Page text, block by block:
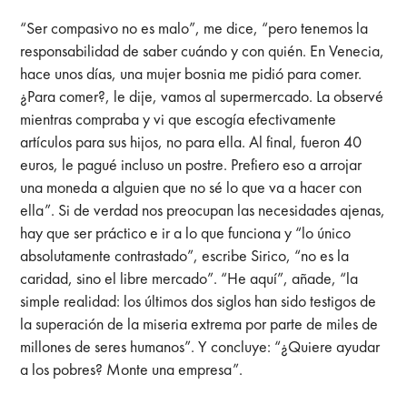
“Ser compasivo no es malo”, me dice, “pero tenemos la
responsabilidad de saber cuándo y con quién. En Venecia,
hace unos días, una mujer bosnia me pidió para comer.
¿Para comer?, le dije, vamos al supermercado. La observé
mientras compraba y vi que escogía efectivamente
artículos para sus hijos, no para ella. Al final, fueron 40
euros, le pagué incluso un postre. Prefiero eso a arrojar
una moneda a alguien que no sé lo que va a hacer con
ella”. Si de verdad nos preocupan las necesidades ajenas,
hay que ser práctico e ir a lo que funciona y “lo único
absolutamente contrastado”, escribe Sirico, “no es la
caridad, sino el libre mercado”. “He aquí”, añade, “la
simple realidad: los últimos dos siglos han sido testigos de
la superación de la miseria extrema por parte de miles de
millones de seres humanos”. Y concluye: “¿Quiere ayudar
a los pobres? Monte una empresa”.